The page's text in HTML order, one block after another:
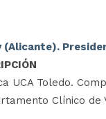
(Alicante).
UCA Toledo.
Clínico de